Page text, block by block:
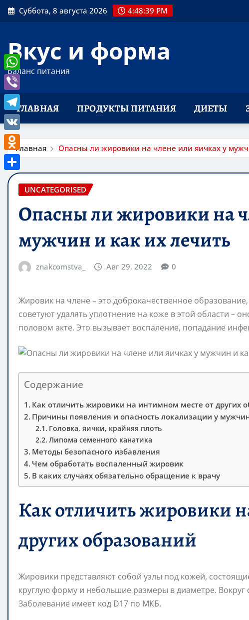
Перейти
к
Суббота, 8 августа 2026 4:48:40 PM
Вкус и форма
Баланс питания
ГЛАВНАЯ ПРОДУКТЫ ПИТАНИЯ ДИЕТЫ
Главная Опасны ли жировики на члене или яичках у
UNCATEGORISED
Опасны ли жировики на
мужчин и как их лечить
znakcomstva_ Авг 29, 2022 0
Жировик на члене – это доброкачественное
советуют удалять уплотнение на коже в этой области –
половом акте. Это вызывает воспаление, попадание
Содержание
Как отличить жировики на интимном месте от других
Причины появления и опасность локализации у
Головка, яички, крайняя плоть
Липома семенного канатика
Методы безопасного избавления
Чем обработать воспаленный жировик
В каких случаях обязательно обращение к врачу
Как отличить жировики
других образований
Жировики представляют собой узлы под кожей,
круглую форму и небольшие размеры в диаметре. Вокруг
Заболевание имеет код D17 по МКБ.
WhatsApp
Viber
Telegram
VK
Odnoklassniki
Отправить